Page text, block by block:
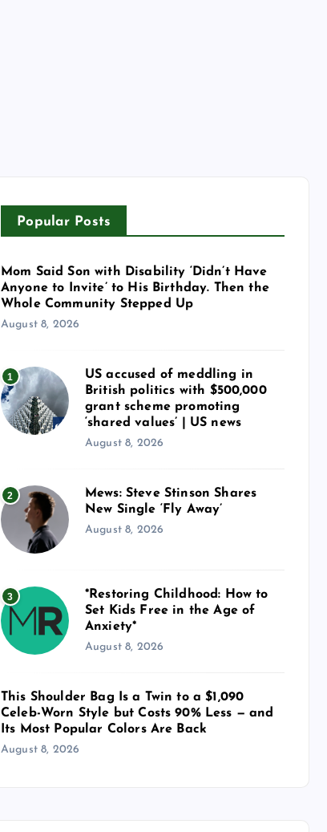
Popular Posts
Mom Said Son with Disability ‘Didn’t Have
Anyone to Invite’ to His Birthday. Then the
Whole Community Stepped Up
August 8, 2026
1
US accused of meddling in
British politics with $500,000
grant scheme promoting
‘shared values’ | US news
August 8, 2026
2
Mews: Steve Stinson Shares
New Single ‘Fly Away’
August 8, 2026
3
*Restoring Childhood: How to
Set Kids Free in the Age of
Anxiety*
August 8, 2026
This Shoulder Bag Is a Twin to a $1,090
Celeb-Worn Style but Costs 90% Less — and
Its Most Popular Colors Are Back
August 8, 2026